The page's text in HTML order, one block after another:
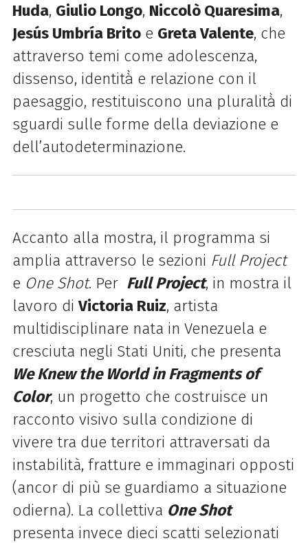
Huda, Giulio Longo, Niccolò Quaresima,
Jesús Umbría Britoe Greta Valente, che
attraverso temi come adolescenza,
dissenso, identità̀ e relazione con il
paesaggio, restituiscono una pluralità̀ di
sguardi sulle forme della deviazione e
dell’autodeterminazione.
Accanto alla mostra, il programma si
amplia attraverso le sezioni Full Project
e One Shot. Per Full Project, in mostra il
lavoro diVictoria Ruiz, artista
multidisciplinare nata in Venezuela e
cresciuta negli Stati Uniti, che presenta
We Knew the World in Fragments of
Color, un progetto che costruisce un
racconto visivo sulla condizione di
vivere tra due territori attraversati da
instabilità, fratture e immaginari opposti
(ancor di più se guardiamo a situazione
odierna). La collettiva One Shot
presenta invece dieci scatti selezionati